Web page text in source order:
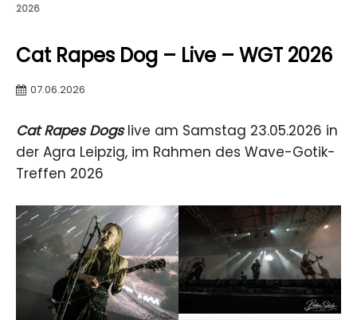
2026
Cat Rapes Dog – Live – WGT 2026
07.06.2026
Cat Rapes Dogslive am Samstag 23.05.2026 in
der Agra Leipzig, im Rahmen des Wave-Gotik-
Treffen 2026